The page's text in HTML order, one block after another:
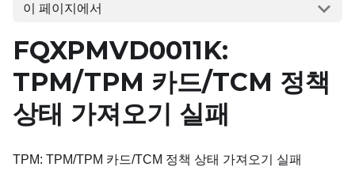
이 페이지에서
FQXPMVD0011K:
TPM/TPM 카드/TCM 정책
상태 가져오기 실패
TPM: TPM/TPM 카드/TCM 정책 상태 가져오기 실패